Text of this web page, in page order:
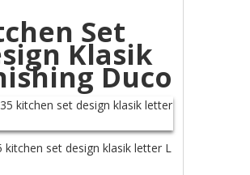
Set
Klasik
Duco
kitchen set design klasik letter L